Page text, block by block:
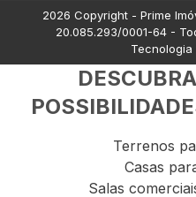
Apartamentos à venda
2026 Copyright - Prime
20.085.293/0001-64-
Tecnologia
Terrenos
Casas
Salas